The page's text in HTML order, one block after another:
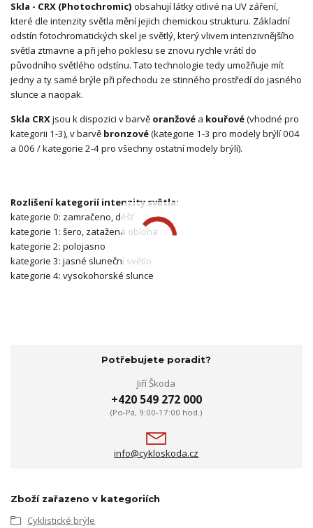
Skla - CRX (Photochromic) obsahují látky citlivé na UV záření,
které dle intenzity světla mění jejich chemickou strukturu. Základní
odstín fotochromatických skel je světlý, který vlivem intenzivnějšího
světla ztmavne a při jeho poklesu se znovu rychle vrátí do
původního světlého odstínu. Tato technologie tedy umožňuje mít
jedny a ty samé brýle při přechodu ze stinného prostředí do jasného
slunce a naopak.
Skla CRXjsou k dispozici v barvě oranžové a kouřové(vhodné pro
kategorii 1-3), v barvě bronzové(kategorie 1-3 pro modely brýlí 004
a 006 / kategorie 2-4 pro všechny ostatní modely brýlí).
Rozlišení kategorií intenzity světla:
kategorie 0: zamračeno, déšť
kategorie 1: šero, zatažená obloha
kategorie 2: polojasno
kategorie 3: jasné sluneční světlo
kategorie 4: vysokohorské slunce
Potřebujete poradit?
Jiří Škoda
+420 549 272 000
(Po-Pá, 9:00-17:00 hod.)
info@cykloskoda.cz
Zboží zařazeno v kategoriích
Cyklistické brýle